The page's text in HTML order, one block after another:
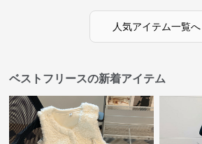
人気アイテム一覧へ
ベストフリースの新着アイテム